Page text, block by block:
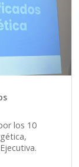
los 10